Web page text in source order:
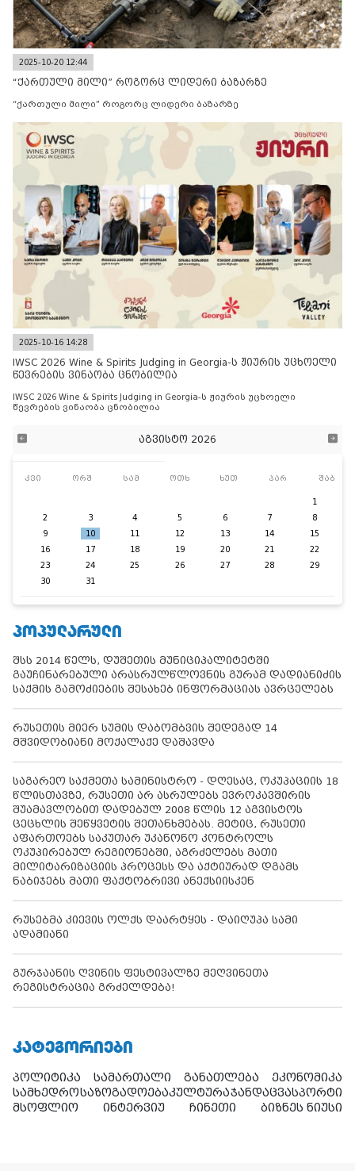
2025-10-20 12:44
“ქართული მილი” როგორც ლიდერი ბაზარზე
“ქართული მილი” როგორც ლიდერი ბაზარზე
2025-10-16 14:28
IWSC 2026 Wine & Spirits Judging in Georgia-ს ჟიურის უცხოელი
წევრების ვინაობა ცნობილია
IWSC 2026 Wine & Spirits Judging in Georgia-ს ჟიურის უცხოელი
წევრების ვინაობა ცნობილია
აგვისტო 2026
კვი ორშ სამ ოთხ ხუთ პარ შაბ
1
2
3 4 5 6 7
8
9
10 11 12 13 14
15
16
17 18 19 20 21
22
23
24 25 26 27 28
29
30
31
ᲞᲝᲞᲣᲚᲐᲠᲣᲚᲘ
შსს 2014 წელს, დუშეთის მუნიციპალიტეტში
გაუჩინარებული არასრულწლოვნის გურამ დადიანიძის
საქმის გამოძიების შესახებ ინფორმაციას ავრცელებს
რუსეთის მიერ სუმის დაბომბვის შედეგად 14
მშვიდობიანი მოქალაქე დაშავდა
საგარეო საქმეთა სამინისტრო - დღესაც, ოკუპაციის 18
წლისთავზე, რუსეთი არ ასრულებს ევროკავშირის
შუამავლობით დადებულ 2008 წლის 12 აგვისტოს
ცეცხლის შეწყვეტის შეთანხმებას. მეტიც, რუსეთი
აფართოებს საკუთარ უკანონო კონტროლს
ოკუპირებულ რეგიონებში, აგრძელებს მათი
მილიტარიზაციის პროცესს და აქტიურად დგამს
ნაბიჯებს მათი ფაქტობრივი ანექსიისკენ
რუსებმა კიევის ოლქს დაარტყეს - დაიღუპა სამი
ადამიანი
გურჯაანის ღვინის ფესტივალზე მეღვინეთა
რეგისტრაცია გრძელდება!
ᲙᲐᲢᲔᲒᲝᲠᲘᲔᲑᲘ
პოლიტიკა სამართალი განათლება
ეკონომიკა
სამხედროსაზოგადოებაკულტურაჯანდაცვასპორტი
მსოფლიო
ინტერვიუ ჩინეთი ბიზნეს ნიუსი